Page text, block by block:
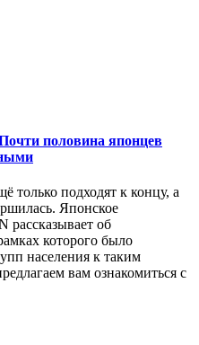
половина японцев
только подходят к концу, а
Японское
рассказывает об
которого было
населения к таким
вам ознакомиться с